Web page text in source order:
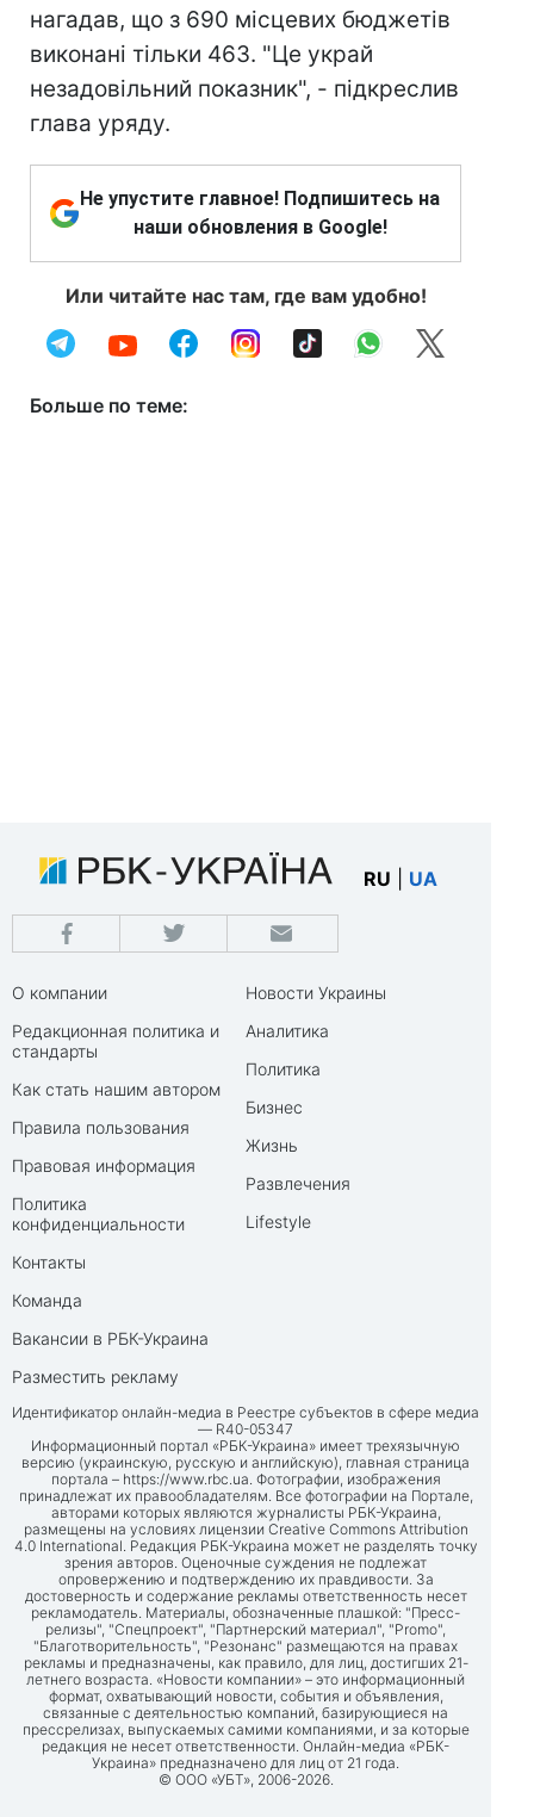
нагадав, що з 690 місцевих бюджетів
виконані тільки 463. "Це украй
незадовільний показник", - підкреслив
глава уряду.
Не упустите главное! Подпишитесь на
наши обновления в Google!
Или читайте нас там, где вам удобно!
Больше по теме:
RU UA
О компании
Редакционная политика и
стандарты
Как стать нашим автором
Правила пользования
Правовая информация
Политика
конфиденциальности
Контакты
Команда
Вакансии в РБК-Украина
Разместить рекламу
Новости Украины
Аналитика
Политика
Бизнес
Жизнь
Развлечения
Lifestyle
Идентификатор онлайн-медиа в Реестре субъектов в сфере медиа
— R40-05347
Информационный портал «РБК-Украина» имеет трехязычную
версию (украинскую, русскую и английскую), главная страница
портала – https://www.rbc.ua. Фотографии, изображения
принадлежат их правообладателям. Все фотографии на Портале,
авторами которых являются журналисты РБК-Украина,
размещены на условиях лицензии Creative Commons Attribution
4.0 International. Редакция РБК-Украина может не разделять точку
зрения авторов. Оценочные суждения не подлежат
опровержению и подтверждению их правдивости. За
достоверность и содержание рекламы ответственность несет
рекламодатель. Материалы, обозначенные плашкой: "Пресс-
релизы", "Спецпроект", "Партнерский материал", "Promo",
"Благотворительность", "Резонанс" размещаются на правах
рекламы и предназначены, как правило, для лиц, достигших 21-
летнего возраста. «Новости компании» – это информационный
формат, охватывающий новости, события и объявления,
связанные с деятельностью компаний, базирующиеся на
прессрелизах, выпускаемых самими компаниями, и за которые
редакция не несет ответственности. Онлайн-медиа «РБК-
Украина» предназначено для лиц от 21 года.
© ООО «УБТ», 2006-2026.